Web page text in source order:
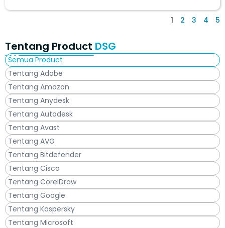
1 2 3 4 5
Tentang Product DSG
Tentang Adobe
Tentang Amazon
Tentang Anydesk
Tentang Autodesk
Tentang Avast
Tentang AVG
Tentang Bitdefender
Tentang Cisco
Tentang CorelDraw
Tentang Google
Tentang Kaspersky
Tentang Microsoft
Semua Product